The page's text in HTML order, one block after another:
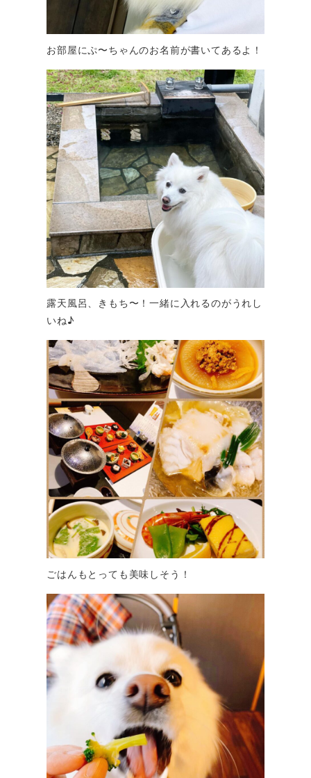
お部屋にぷ〜ちゃんのお名前が書いてあるよ！
露天風呂、きもち〜！一緒に入れるのがうれし
いね♪
ごはんもとっても美味しそう！